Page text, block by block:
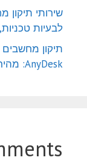
שירותי תיקון
לבעיות
תיקון
AnyDesk: מהירות, זולות ונוחות למשתמשים